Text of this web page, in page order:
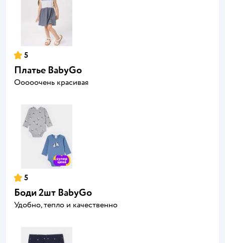
5
Платье BabyGo
Ооооочень красивая
5
Боди 2шт BabyGo
Удобно, тепло и качественно